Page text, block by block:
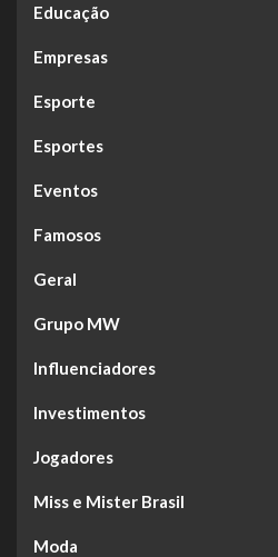
Educação
Empresas
Esporte
Esportes
Eventos
Famosos
Geral
Grupo MW
Influenciadores
Investimentos
Jogadores
Miss e Mister Brasil
Moda